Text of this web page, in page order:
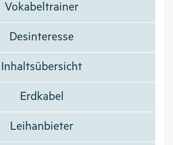
Vokabeltrainer
Desinteresse
Inhaltsübersicht
Erdkabel
Leihanbieter